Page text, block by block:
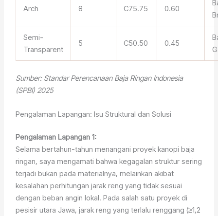
Arch 8 C75.75 0.60
Semi-
Transparent
5 C50.50 0.45
Sumber: Standar Perencanaan Baja Ringan Indonesia
(SPBI) 2025
Pengalaman Lapangan: Isu Struktural dan Solusi
Pengalaman Lapangan 1:
Selama bertahun-tahun menangani proyek kanopi baja
ringan, saya mengamati bahwa kegagalan struktur sering
terjadi bukan pada materialnya, melainkan akibat
kesalahan perhitungan jarak reng yang tidak sesuai
dengan beban angin lokal. Pada salah satu proyek di
pesisir utara Jawa, jarak reng yang terlalu renggang (≥1,2